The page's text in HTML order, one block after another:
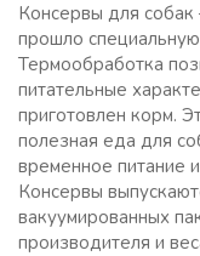
Консервы для собак
прошло
Термообработка
питательные
приготовлен корм.
полезная еда для
временное питание
Консервы
вакуумированных
производителя и